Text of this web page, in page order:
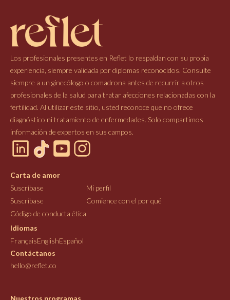
Los profesionales presentes en Reflet lo respaldan con su propia
experiencia, siempre validada por diplomas reconocidos. Consulte
siempre a un ginecólogo o comadrona antes de recurrir a otros
profesionales de la salud para tratar afecciones relacionadas con la
fertilidad. Al utilizar este sitio, usted reconoce que no ofrece
diagnóstico ni tratamiento de enfermedades. Solo compartimos
información de expertos en sus campos.
Carta de amor
Suscríbase
Mi perfil
Suscríbase
Comience con el por qué
Código de conducta ética
Idiomas
FrançaisEnglishEspañol
Contáctanos
hello@reflet.co
Nuestros programas